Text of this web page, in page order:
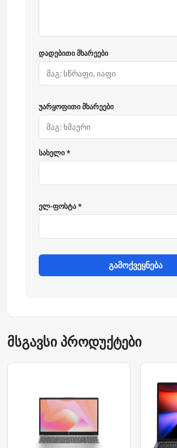
დადებითი მხარეები
უარყოფითი მხარეები
სახელი *
ელ-ფოსტა *
გამოქვეყნება
მსგავსი პროდუქტები